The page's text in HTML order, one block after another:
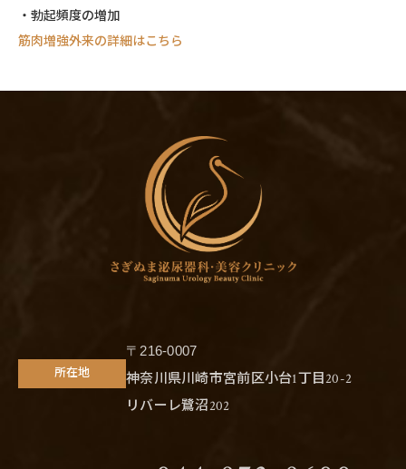
・勃起頻度の増加
筋肉増強外来の詳細はこちら
所在地
〒216-0007
神奈川県川崎市宮前区小台1丁目20-2
リバーレ鷺沼202